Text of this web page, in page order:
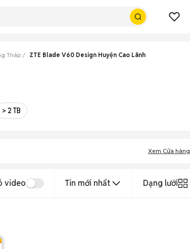
Tháp ZTE Blade V60 Design Huyện Cao Lãnh
> 2 TB
Xem Cửa hàng
video Tin mới nhất Dạng lưới